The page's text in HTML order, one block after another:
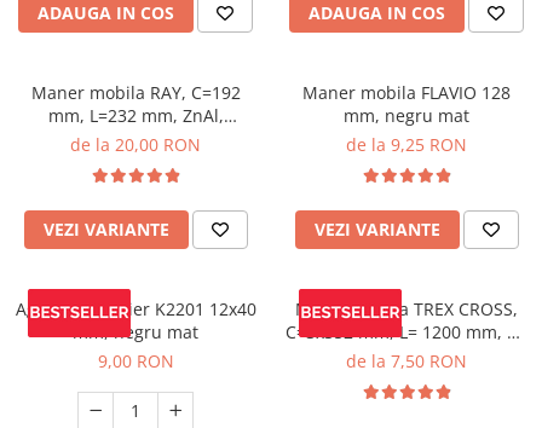
ADAUGA IN COS ADAUGA IN COS
Maner mobila RAY, C=192
mm, L=232 mm, ZnAl,
brushed gold
de la 20,00 RON
VEZI VARIANTE
Maner mobila FLAVIO 128
mm, negru mat
de la 9,25 RON
VEZI VARIANTE
Agatatoare cuier K2201 12x40
mm, negru mat
9,00 RON
Maner mobila TREX CROSS,
C=3x352 mm, L= 1200 mm, Al,
brushed gold
de la 7,50 RON